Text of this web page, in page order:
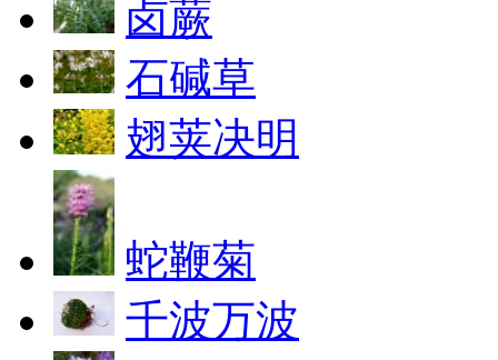
卤蕨
石碱草
翅荚决明
蛇鞭菊
千波万波